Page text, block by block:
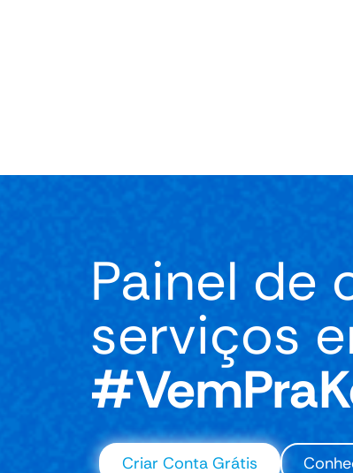
Painel de
serviços
Criar Conta Grátis